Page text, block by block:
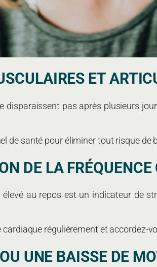
ET
disparaissent pas après plusieurs
de santé pour éliminer tout risque de
DE LA
au repos est un indicateur de
régulièrement et accordez-
UNE BAISSE DE